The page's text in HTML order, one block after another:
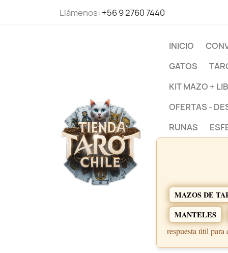
Llámenos: +56 9 2760 7440
INICIO
GATOS
KIT MAZO +
OFERTAS -
RUNAS
MAZOS DE
MANTELES
respuesta útil para